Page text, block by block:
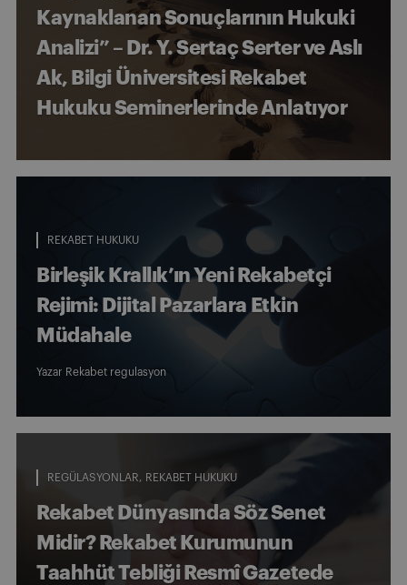
Kaynaklanan Sonuçlarının Hukuki
Analizi” – Dr. Y. Sertaç Serter ve Aslı
Ak, Bilgi Üniversitesi Rekabet
Hukuku Seminerlerinde Anlatıyor
REKABET HUKUKU
Birleşik Krallık’ın Yeni Rekabetçi
Rejimi: Dijital Pazarlara Etkin
Müdahale
Yazar Rekabet regulasyon
REGÜLASYONLAR REKABET HUKUKU
Rekabet Dünyasında Söz Senet
Midir? Rekabet Kurumunun
Taahhüt Tebliği Resmî Gazetede